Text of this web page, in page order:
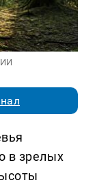
в зрелых